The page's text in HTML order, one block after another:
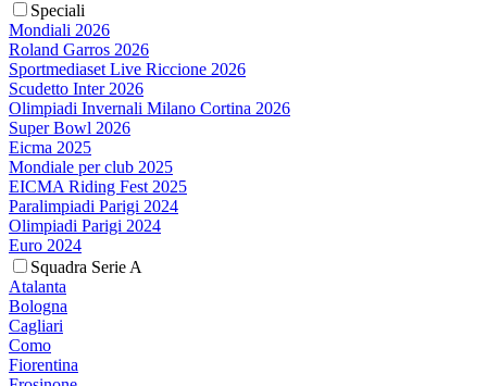
Speciali
Mondiali 2026
Roland Garros 2026
Sportmediaset Live Riccione 2026
Scudetto Inter 2026
Olimpiadi Invernali Milano Cortina 2026
Super Bowl 2026
Eicma 2025
Mondiale per club 2025
EICMA Riding Fest 2025
Paralimpiadi Parigi 2024
Olimpiadi Parigi 2024
Euro 2024
Squadra Serie A
Atalanta
Bologna
Cagliari
Como
Fiorentina